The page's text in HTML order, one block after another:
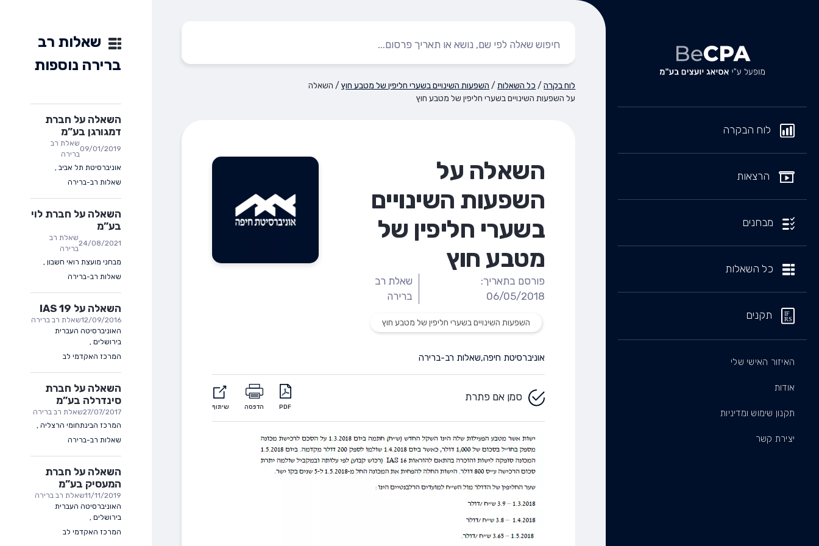
לוח הבקרה
הרצאות
מבחנים
כל השאלות
תקנים
האיזור האישי שלי
אודות
תקנון שימוש ומדיניות
יצירת קשר
לוח בקרה/ כל השאלות/ השפעות השינויים בשערי חליפין של מטבע חוץ/ השאלה
על השפעות השינויים בשערי חליפין של מטבע חוץ
השאלה על
השפעות השינויים
בשערי חליפין של
מטבע חוץ
פורסם בתאריך:
06/05/2018
שאלת רב
ברירה
השפעות השינויים בשערי חליפין של מטבע חוץ
אוניברסיטת חיפה,שאלות רב-ברירה
סמן אם פתרת
PDF הדפסה שיתוף
שאלות רב
ברירה נוספות
השאלה על חברת
דמגורגן בע”מ
09/01/2019
שאלת רב
ברירה
אוניברסיטת תל אביב ,
שאלות רב-ברירה
השאלה על חברת לוי
בע”מ
24/08/2021
שאלת רב
ברירה
מבחני מועצת רואי חשבון ,
שאלות רב-ברירה
השאלה על IAS 19
12/09/2016שאלת רב ברירה
האוניברסיטה העברית
בירושלים ,
המרכז האקדמי לב
השאלה על חברת
סינדרלה בע”מ
27/07/2017שאלת רב ברירה
המרכז הבינתחומי הרצליה ,
שאלות רב-ברירה
השאלה על חברת
המעסיק בע”מ
11/11/2019שאלת רב ברירה
האוניברסיטה העברית
בירושלים ,
המרכז האקדמי לב